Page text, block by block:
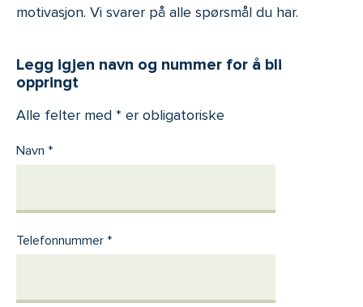
motivasjon. Vi svarer på alle spørsmål du har.
Legg igjen navn og nummer for å bli
oppringt
Alle felter med * er obligatoriske
Navn
Telefonnummer